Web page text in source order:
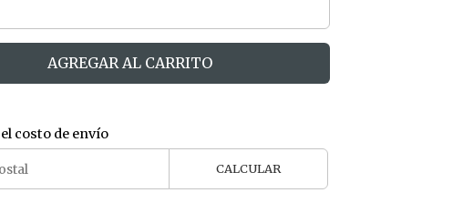
AGREGAR AL CARRITO
costo de envío
CALCULAR